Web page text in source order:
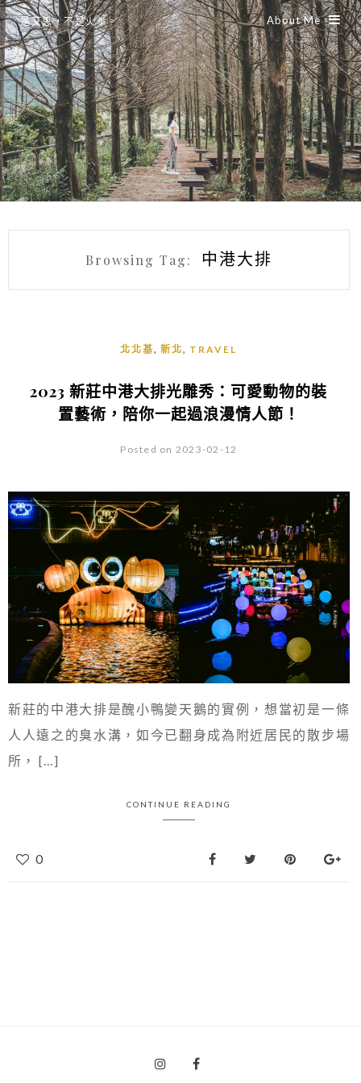
是艾思，不是火拳。 About Me
Browsing Tag: 中港大排
北北基,新北, TRAVEL
2023 新莊中港大排光雕秀：可愛動物的裝
置藝術，陪你一起過浪漫情人節！
Posted on 2023-02-12
新莊的中港大排是醜小鴨變天鵝的實例，想當初是一條
人人遠之的臭水溝，如今已翻身成為附近居民的散步場
所， […]
CONTINUE READING
0